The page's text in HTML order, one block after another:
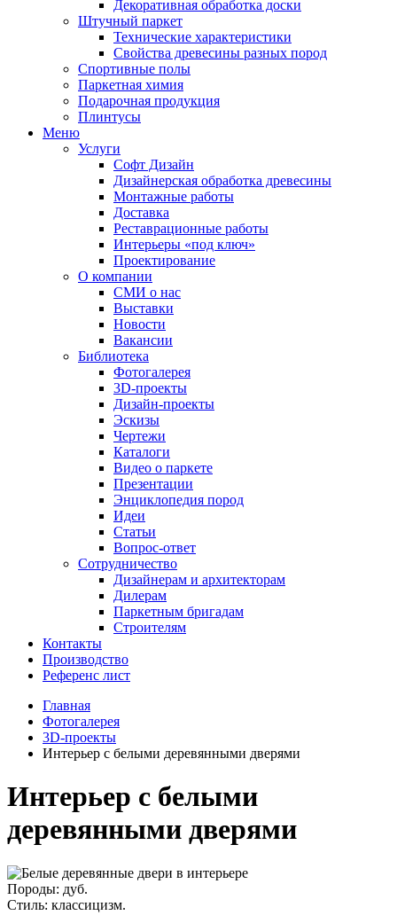
Декоративная обработка доски
Штучный паркет
Технические характеристики
Свойства древесины разных пород
Спортивные полы
Паркетная химия
Подарочная продукция
Плинтусы
Меню
Услуги
Софт Дизайн
Дизайнерская обработка древесины
Монтажные работы
Доставка
Реставрационные работы
Интерьеры «под ключ»
Проектирование
О компании
СМИ о нас
Выставки
Новости
Вакансии
Библиотека
Фотогалерея
3D-проекты
Дизайн-проекты
Эскизы
Чертежи
Каталоги
Видео о паркете
Презентации
Энциклопедия пород
Идеи
Статьи
Вопрос-ответ
Сотрудничество
Дизайнерам и архитекторам
Дилерам
Паркетным бригадам
Строителям
Контакты
Производство
Референс лист
Главная
Фотогалерея
3D-проекты
Интерьер с белыми деревянными дверями
Интерьер с белыми
деревянными дверями
Породы: дуб.
Стиль: классицизм.